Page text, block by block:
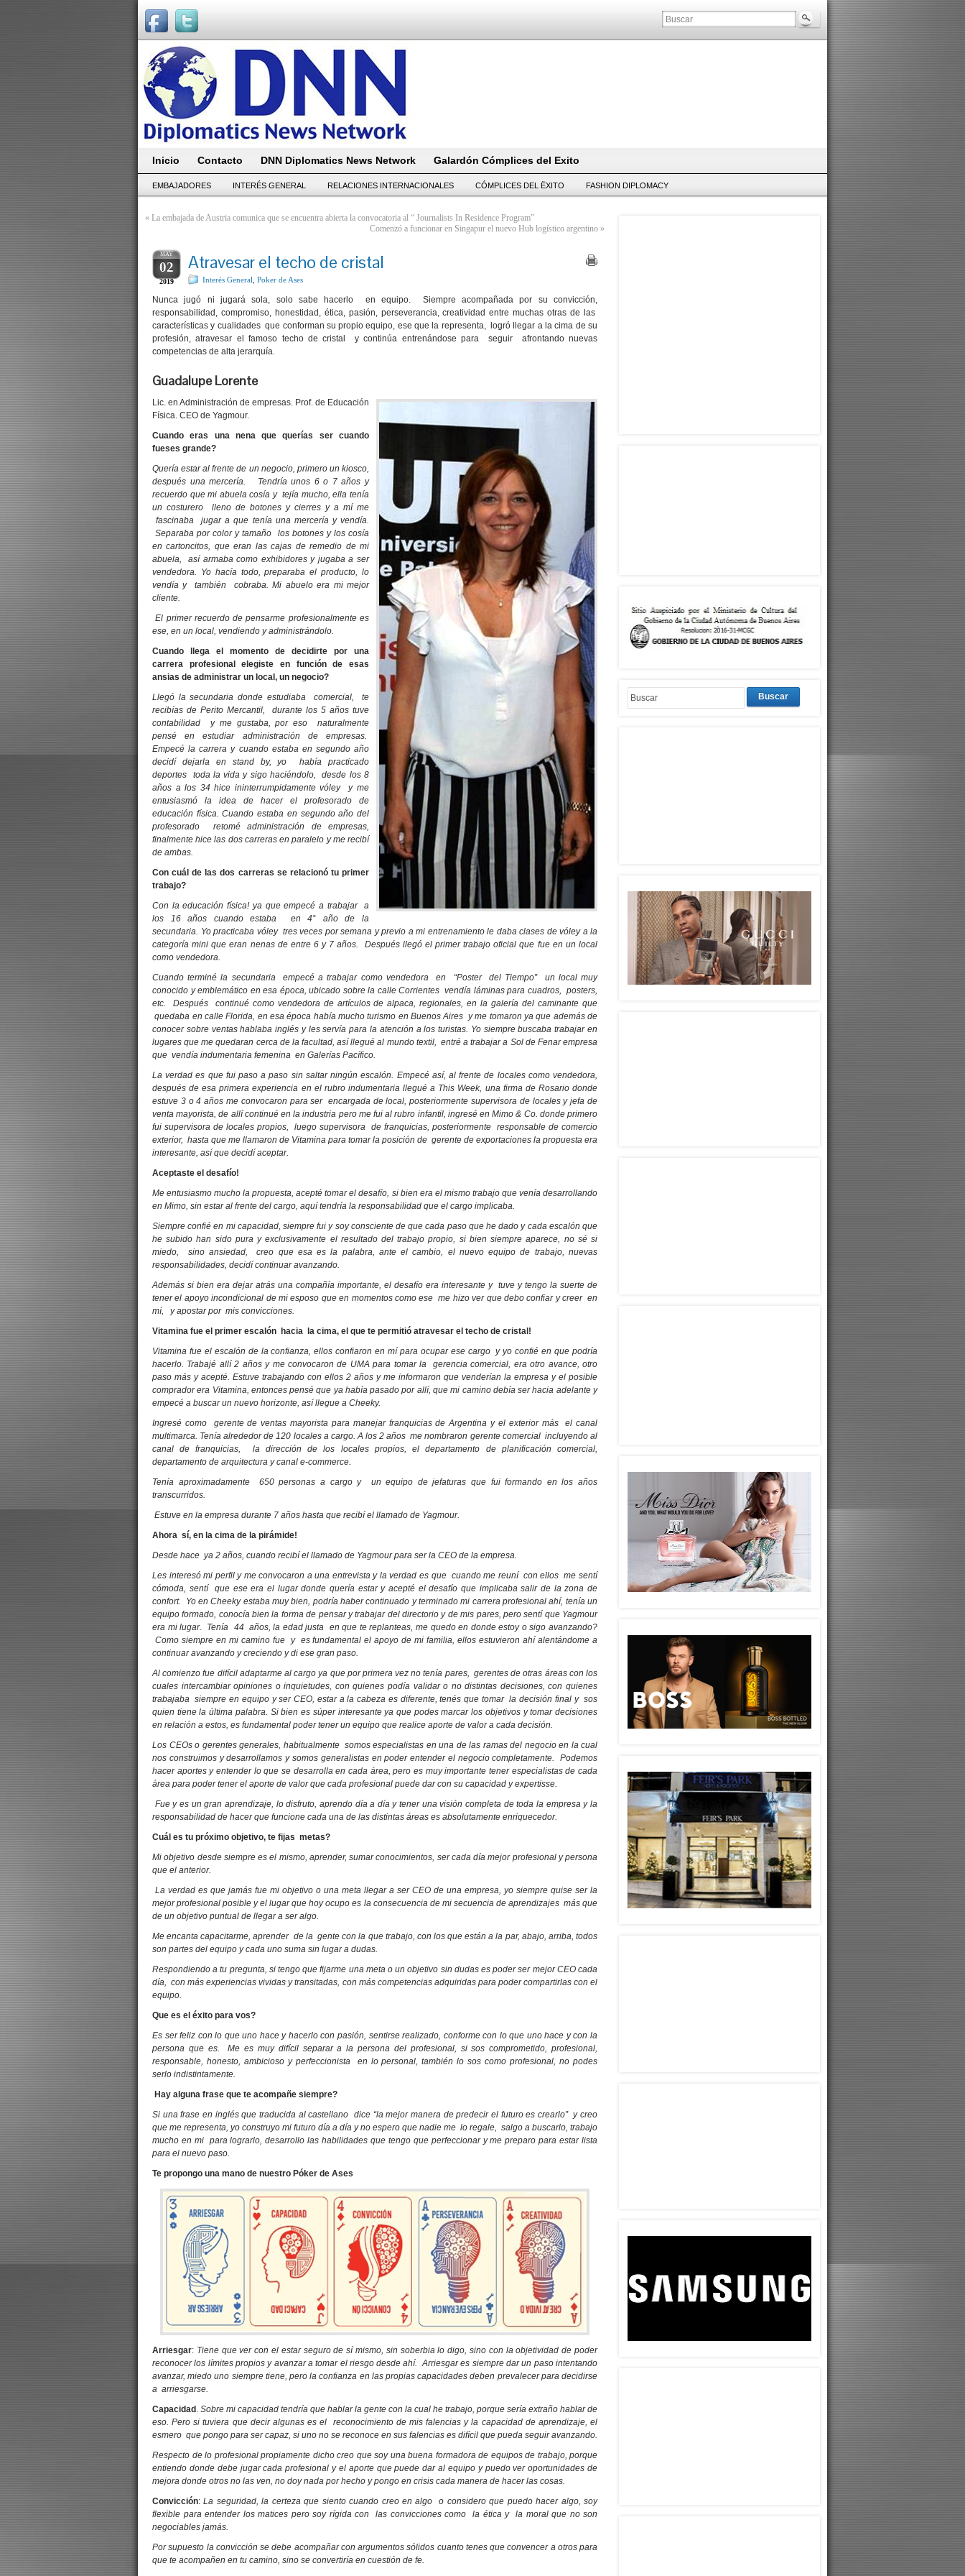
Inicio Contacto DNN Diplomatics News Network Galardón Cómplices del Exito
EMBAJADORES INTERÉS GENERAL RELACIONES INTERNACIONALES CÓMPLICES DEL ËXITO FASHION DIPLOMACY
« La embajada de Austria comunica que se encuentra abierta la convocatoria al “ Journalists In Residence Program”
Comenzó a funcionar en Singapur el nuevo Hub logístico argentino »
MAY
02
2019
Atravesar el techo de cristal
Interés General Poker de Ases
Nunca jugó ni jugará sola, solo sabe hacerlo en equipo. Siempre acompañada por su convicción,
responsabilidad, compromiso, honestidad, ética, pasión, perseverancia, creatividad entre muchas otras de las
características y cualidades que conforman su propio equipo, ese que la representa, logró llegar a la cima de su
profesión, atravesar el famoso techo de cristal y continúa entrenándose para seguir afrontando nuevas
competencias de alta jerarquía.
Guadalupe Lorente
Lic. en Administración de empresas. Prof. de Educación
Física. CEO de Yagmour.
Cuando eras una nena que querías ser cuando
fueses grande?
Quería estar al frente de un negocio, primero un kiosco,
después una mercería. Tendría unos 6 o 7 años y
recuerdo que mi abuela cosía y tejía mucho, ella tenía
un costurero lleno de botones y cierres y a mí me
fascinaba jugar a que tenía una mercería y vendía.
Separaba por color y tamaño los botones y los cosía
en cartoncitos, que eran las cajas de remedio de mi
abuela, así armaba como exhibidores y jugaba a ser
vendedora. Yo hacía todo, preparaba el producto, lo
vendía y también cobraba. Mi abuelo era mi mejor
cliente.
El primer recuerdo de pensarme profesionalmente es
ese, en un local, vendiendo y administrándolo.
Cuando llega el momento de decidirte por una
carrera profesional elegiste en función de esas
ansias de administrar un local, un negocio?
Llegó la secundaria donde estudiaba comercial, te
recibías de Perito Mercantil, durante los 5 años tuve
contabilidad y me gustaba, por eso naturalmente
pensé en estudiar administración de empresas.
Empecé la carrera y cuando estaba en segundo año
decidí dejarla en stand by, yo había practicado
deportes toda la vida y sigo haciéndolo, desde los 8
años a los 34 hice ininterrumpidamente vóley y me
entusiasmó la idea de hacer el profesorado de
educación física. Cuando estaba en segundo año del
profesorado retomé administración de empresas,
finalmente hice las dos carreras en paralelo y me recibí
de ambas.
Con cuál de las dos carreras se relacionó tu primer
trabajo?
Con la educación física! ya que empecé a trabajar a
los 16 años cuando estaba en 4° año de la
secundaria. Yo practicaba vóley tres veces por semana y previo a mi entrenamiento le daba clases de vóley a la
categoría mini que eran nenas de entre 6 y 7 años. Después llegó el primer trabajo oficial que fue en un local
como vendedora.
Cuando terminé la secundaria empecé a trabajar como vendedora en “Poster del Tiempo” un local muy
conocido y emblemático en esa época, ubicado sobre la calle Corrientes vendía láminas para cuadros, posters,
etc. Después continué como vendedora de artículos de alpaca, regionales, en la galería del caminante que
quedaba en calle Florida, en esa época había mucho turismo en Buenos Aires y me tomaron ya que además de
conocer sobre ventas hablaba inglés y les servía para la atención a los turistas. Yo siempre buscaba trabajar en
lugares que me quedaran cerca de la facultad, así llegué al mundo textil, entré a trabajar a Sol de Fenar empresa
que vendía indumentaria femenina en Galerías Pacífico.
La verdad es que fui paso a paso sin saltar ningún escalón. Empecé así, al frente de locales como vendedora,
después de esa primera experiencia en el rubro indumentaria llegué a This Week, una firma de Rosario donde
estuve 3 o 4 años me convocaron para ser encargada de local, posteriormente supervisora de locales y jefa de
venta mayorista, de allí continué en la industria pero me fui al rubro infantil, ingresé en Mimo & Co. donde primero
fui supervisora de locales propios, luego supervisora de franquicias, posteriormente responsable de comercio
exterior, hasta que me llamaron de Vitamina para tomar la posición de gerente de exportaciones la propuesta era
interesante, así que decidí aceptar.
Aceptaste el desafío!
Me entusiasmo mucho la propuesta, acepté tomar el desafío, si bien era el mismo trabajo que venía desarrollando
en Mimo, sin estar al frente del cargo, aquí tendría la responsabilidad que el cargo implicaba.
Siempre confié en mi capacidad, siempre fui y soy consciente de que cada paso que he dado y cada escalón que
he subido han sido pura y exclusivamente el resultado del trabajo propio, si bien siempre aparece, no sé si
miedo, sino ansiedad, creo que esa es la palabra, ante el cambio, el nuevo equipo de trabajo, nuevas
responsabilidades, decidí continuar avanzando.
Además si bien era dejar atrás una compañía importante, el desafío era interesante y tuve y tengo la suerte de
tener el apoyo incondicional de mi esposo que en momentos como ese me hizo ver que debo confiar y creer en
mí, y apostar por mis convicciones.
Vitamina fue el primer escalón hacia la cima, el que te permitió atravesar el techo de cristal!
Vitamina fue el escalón de la confianza, ellos confiaron en mí para ocupar ese cargo y yo confié en que podría
hacerlo. Trabajé allí 2 años y me convocaron de UMA para tomar la gerencia comercial, era otro avance, otro
paso más y acepté. Estuve trabajando con ellos 2 años y me informaron que venderían la empresa y el posible
comprador era Vitamina, entonces pensé que ya había pasado por allí, que mi camino debía ser hacia adelante y
empecé a buscar un nuevo horizonte, así llegue a Cheeky.
Ingresé como gerente de ventas mayorista para manejar franquicias de Argentina y el exterior más el canal
multimarca. Tenía alrededor de 120 locales a cargo. A los 2 años me nombraron gerente comercial incluyendo al
canal de franquicias, la dirección de los locales propios, el departamento de planificación comercial,
departamento de arquitectura y canal e-commerce.
Tenía aproximadamente 650 personas a cargo y un equipo de jefaturas que fui formando en los años
transcurridos.
Estuve en la empresa durante 7 años hasta que recibí el llamado de Yagmour.
Ahora sí, en la cima de la pirámide!
Desde hace ya 2 años, cuando recibí el llamado de Yagmour para ser la CEO de la empresa.
Les interesó mi perfil y me convocaron a una entrevista y la verdad es que cuando me reuní con ellos me sentí
cómoda, sentí que ese era el lugar donde quería estar y acepté el desafío que implicaba salir de la zona de
confort. Yo en Cheeky estaba muy bien, podría haber continuado y terminado mi carrera profesional ahí, tenía un
equipo formado, conocía bien la forma de pensar y trabajar del directorio y de mis pares, pero sentí que Yagmour
era mi lugar. Tenía 44 años, la edad justa en que te replanteas, me quedo en donde estoy o sigo avanzando?
Como siempre en mi camino fue y es fundamental el apoyo de mi familia, ellos estuvieron ahí alentándome a
continuar avanzando y creciendo y di ese gran paso.
Al comienzo fue difícil adaptarme al cargo ya que por primera vez no tenía pares, gerentes de otras áreas con los
cuales intercambiar opiniones o inquietudes, con quienes podía validar o no distintas decisiones, con quienes
trabajaba siempre en equipo y ser CEO, estar a la cabeza es diferente, tenés que tomar la decisión final y sos
quien tiene la última palabra. Si bien es súper interesante ya que podes marcar los objetivos y tomar decisiones
en relación a estos, es fundamental poder tener un equipo que realice aporte de valor a cada decisión.
Los CEOs o gerentes generales, habitualmente somos especialistas en una de las ramas del negocio en la cual
nos construimos y desarrollamos y somos generalistas en poder entender el negocio completamente. Podemos
hacer aportes y entender lo que se desarrolla en cada área, pero es muy importante tener especialistas de cada
área para poder tener el aporte de valor que cada profesional puede dar con su capacidad y expertisse.
Fue y es un gran aprendizaje, lo disfruto, aprendo día a día y tener una visión completa de toda la empresa y la
responsabilidad de hacer que funcione cada una de las distintas áreas es absolutamente enriquecedor.
Cuál es tu próximo objetivo, te fijas metas?
Mi objetivo desde siempre es el mismo, aprender, sumar conocimientos, ser cada día mejor profesional y persona
que el anterior.
La verdad es que jamás fue mi objetivo o una meta llegar a ser CEO de una empresa, yo siempre quise ser la
mejor profesional posible y el lugar que hoy ocupo es la consecuencia de mi secuencia de aprendizajes más que
de un objetivo puntual de llegar a ser algo.
Me encanta capacitarme, aprender de la gente con la que trabajo, con los que están a la par, abajo, arriba, todos
son partes del equipo y cada uno suma sin lugar a dudas.
Respondiendo a tu pregunta, si tengo que fijarme una meta o un objetivo sin dudas es poder ser mejor CEO cada
día, con más experiencias vividas y transitadas, con más competencias adquiridas para poder compartirlas con el
equipo.
Que es el éxito para vos?
Es ser feliz con lo que uno hace y hacerlo con pasión, sentirse realizado, conforme con lo que uno hace y con la
persona que es. Me es muy difícil separar a la persona del profesional, si sos comprometido, profesional,
responsable, honesto, ambicioso y perfeccionista en lo personal, también lo sos como profesional, no podes
serlo indistintamente.
Hay alguna frase que te acompañe siempre?
Si una frase en inglés que traducida al castellano dice “la mejor manera de predecir el futuro es crearlo” y creo
que me representa, yo construyo mi futuro día a día y no espero que nadie me lo regale, salgo a buscarlo, trabajo
mucho en mi para lograrlo, desarrollo las habilidades que tengo que perfeccionar y me preparo para estar lista
para el nuevo paso.
Te propongo una mano de nuestro Póker de Ases
Arriesgar: Tiene que ver con el estar seguro de sí mismo, sin soberbia lo digo, sino con la objetividad de poder
reconocer los límites propios y avanzar a tomar el riesgo desde ahí. Arriesgar es siempre dar un paso intentando
avanzar, miedo uno siempre tiene, pero la confianza en las propias capacidades deben prevalecer para decidirse
a arriesgarse.
Capacidad . Sobre mi capacidad tendría que hablar la gente con la cual he trabajo, porque sería extraño hablar de
eso. Pero si tuviera que decir algunas es el reconocimiento de mis falencias y la capacidad de aprendizaje, el
esmero que pongo para ser capaz, si uno no se reconoce en sus falencias es difícil que pueda seguir avanzando.
Respecto de lo profesional propiamente dicho creo que soy una buena formadora de equipos de trabajo, porque
entiendo donde debe jugar cada profesional y el aporte que puede dar al equipo y puedo ver oportunidades de
mejora donde otros no las ven, no doy nada por hecho y pongo en crisis cada manera de hacer las cosas.
Convicción:La seguridad, la certeza que siento cuando creo en algo o considero que puedo hacer algo, soy
flexible para entender los matices pero soy rígida con las convicciones como la ética y la moral que no son
negociables jamás.
Por supuesto la convicción se debe acompañar con argumentos sólidos cuanto tenes que convencer a otros para
que te acompañen en tu camino, sino se convertiría en cuestión de fe.
Buscar